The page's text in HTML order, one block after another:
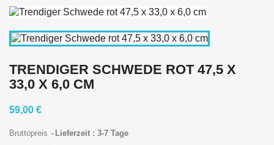
TRENDIGER SCHWEDE ROT 47,5 X
33,0 X 6,0 CM
59,00 €
Bruttopreis Lieferzeit : 3-7 Tage